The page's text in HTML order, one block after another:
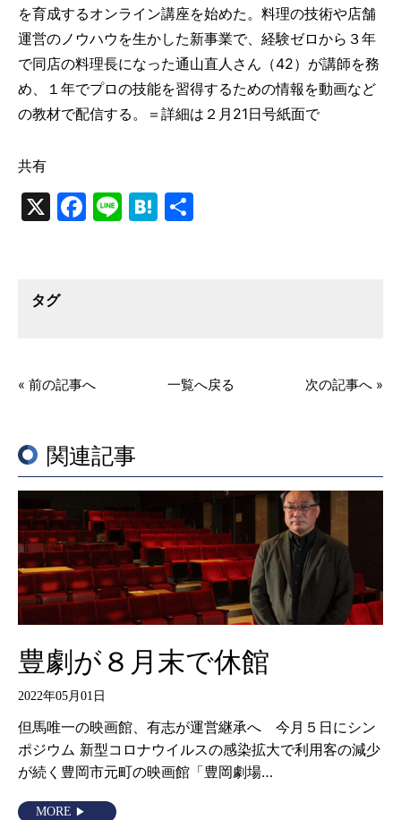
を育成するオンライン講座を始めた。料理の技術や店舗
運営のノウハウを生かした新事業で、経験ゼロから３年
で同店の料理長になった通山直人さん（42）が講師を務
め、１年でプロの技能を習得するための情報を動画など
の教材で配信する。＝詳細は２月21日号紙面で
共有
X Facebook
LineHatena
タグ
« 前の記事へ 一覧へ戻る 次の記事へ »
関連記事
豊劇が８月末で休館
2022年05月01日
但馬唯一の映画館、有志が運営継承へ 今月５日にシン
ポジウム 新型コロナウイルスの感染拡大で利用客の減少
が続く豊岡市元町の映画館「豊岡劇場…
MORE